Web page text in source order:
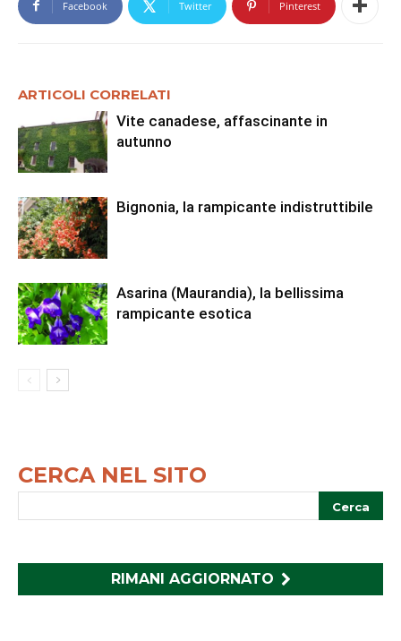
Facebook Twitter Pinterest
ARTICOLI CORRELATI
Vite canadese, affascinante in
autunno
Bignonia, la rampicante indistruttibile
Asarina (Maurandia), la bellissima
rampicante esotica
CERCA NEL SITO
RIMANI AGGIORNATO